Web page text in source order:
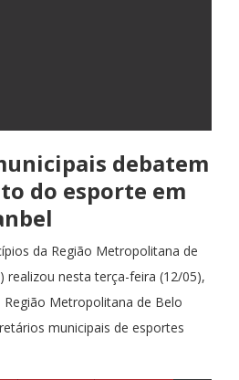
debatem
do esporte em
da Região Metropolitana de
realizou nesta terça-feira (12/05),
Metropolitana de Belo
municipais de esportes